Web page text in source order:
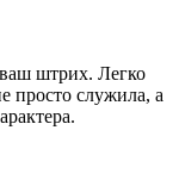
штрих. Легко
просто служила, а